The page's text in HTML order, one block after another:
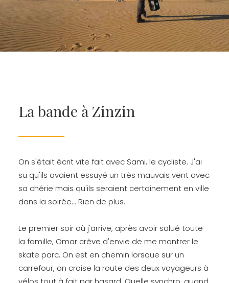
La bande à Zinzin
On s'était écrit vite fait avec Sami, le cycliste. J'ai
su qu'ils avaient essuyé un très mauvais vent avec
sa chérie mais qu'ils seraient certainement en ville
dans la soirée... Rien de plus.
Le premier soir où j'arrive, après avoir salué toute
la famille, Omar crève d'envie de me montrer le
skate parc. On est en chemin lorsque sur un
carrefour, on croise la route des deux voyageurs à